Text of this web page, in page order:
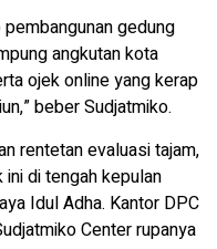
pembangunan gedung
angkutan kota
ojek online yang kerap
beber Sudjatmiko.
rentetan evaluasi tajam,
di tengah kepulan
Idul Adha. Kantor DPC
Center rupanya